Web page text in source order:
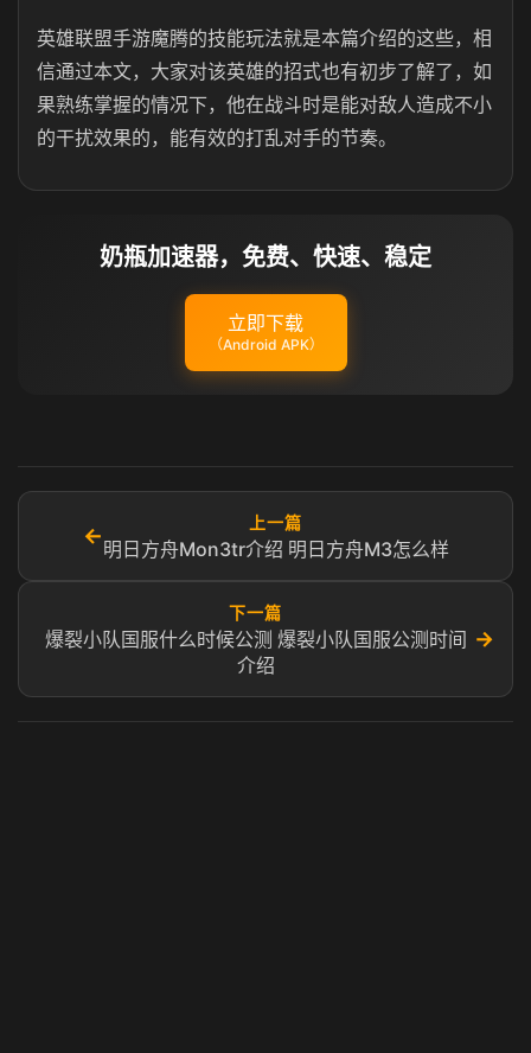
英雄联盟手游魔腾的技能玩法就是本篇介绍的这些，相
信通过本文，大家对该英雄的招式也有初步了解了，如
果熟练掌握的情况下，他在战斗时是能对敌人造成不小
的干扰效果的，能有效的打乱对手的节奏。
奶瓶加速器，免费、快速、稳定
立即下载
（Android APK）
←
上一篇
明日方舟Mon3tr介绍 明日方舟M3怎么样
下一篇
爆裂小队国服什么时候公测 爆裂小队国服公测时间
介绍
→